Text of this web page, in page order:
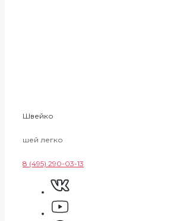
Швейко
шей легко
8 (495) 290-03-13